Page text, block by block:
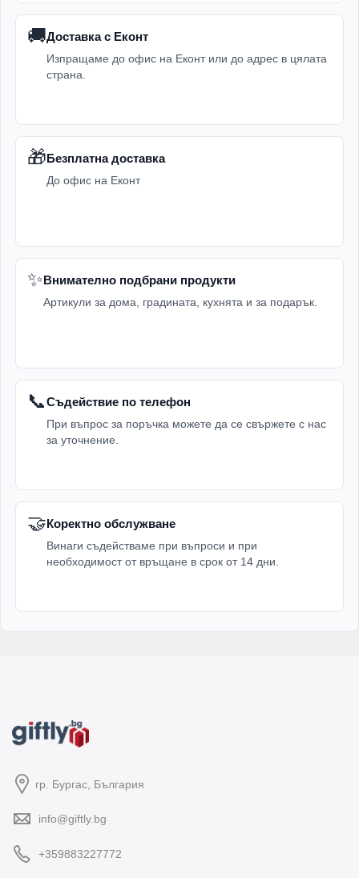
🚚Доставка с Еконт
Изпращаме до офис на Еконт или до адрес в цялата
страна.
🎁Безплатна доставка
До офис на Еконт
✨Внимателно подбрани продукти
Артикули за дома, градината, кухнята и за подарък.
📞Съдействие по телефон
При въпрос за поръчка можете да се свържете с нас
за уточнение.
🤝Коректно обслужване
Винаги съдействаме при въпроси и при
необходимост от връщане в срок от 14 дни.
гр. Бургас, България
info@giftly.bg
+359883227772